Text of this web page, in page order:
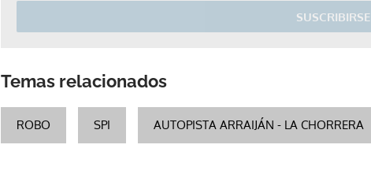
SUSCRIBIRSE
Temas relacionados
ROBO SPI AUTOPISTA ARRAIJÁN - LA CHORRERA